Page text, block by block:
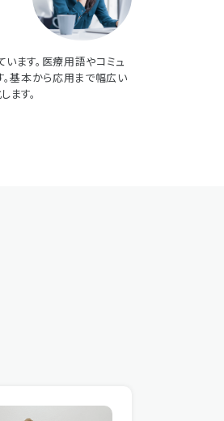
ます。医療用語やコミュ
基本から応用まで幅広い
す。